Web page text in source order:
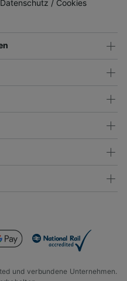
Datenschutz / Cookies
und verbundene Unternehmen.